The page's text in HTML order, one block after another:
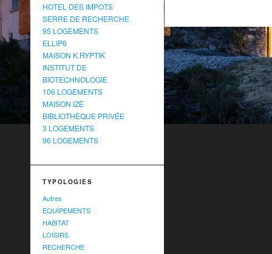
HOTEL DES IMPOTS
SERRE DE RECHERCHE
95 LOGEMENTS
ELLIP6
MAISON K.RYPTIK
INSTITUT DE
BIOTECHNOLOGIE
106 LOGEMENTS
MAISON IZÉ
BIBLIOTHÈQUE PRIVÉE
3 LOGEMENTS
96 LOGEMENTS
TYPOLOGIES
Autres
EQUIPEMENTS
HABITAT
LOISIRS
RECHERCHE